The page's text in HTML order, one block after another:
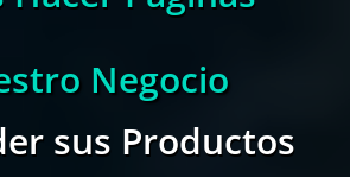
Negocio
sus Productos